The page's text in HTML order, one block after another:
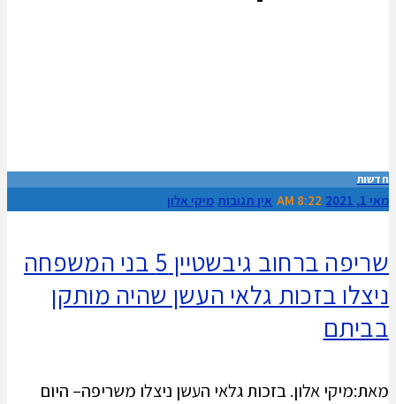
חדשות
מאי 1, 2021 8:22 AM אין תגובות מיקי אלון
שריפה ברחוב גיבשטיין 5 בני המשפחה
ניצלו בזכות גלאי העשן שהיה מותקן
בביתם
מאת:מיקי אלון. בזכות גלאי העשן ניצלו משריפה– היום